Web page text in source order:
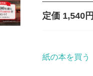
定価 1,540円
紙の本を買う